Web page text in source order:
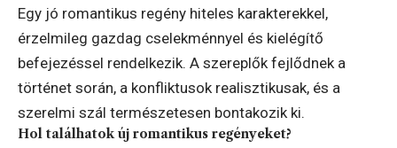
Egy jó romantikus regény hiteles karakterekkel,
érzelmileg gazdag cselekménnyel és kielégítő
befejezéssel rendelkezik. A szereplők fejlődnek a
történet során, a konfliktusok realisztikusak, és a
szerelmi szál természetesen bontakozik ki.
Hol találhatok új romantikus regényeket?